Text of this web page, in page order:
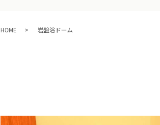
HOME 岩盤浴ドーム